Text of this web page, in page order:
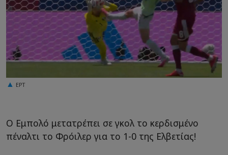
ΕΡΤ
Ο Εμπολό μετατρέπει σε γκολ το κερδισμένο
πέναλτι το Φρόιλερ για το 1-0 της Ελβετίας!